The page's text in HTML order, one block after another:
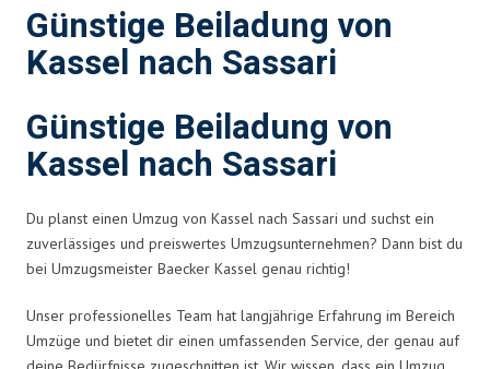
Günstige Beiladung von
Kassel nach Sassari
Günstige Beiladung von
Kassel nach Sassari
Du planst einen Umzug von Kassel nach Sassari und suchst ein
zuverlässiges und preiswertes Umzugsunternehmen? Dann bist du
bei Umzugsmeister Baecker Kassel genau richtig!
Unser professionelles Team hat langjährige Erfahrung im Bereich
Umzüge und bietet dir einen umfassenden Service, der genau auf